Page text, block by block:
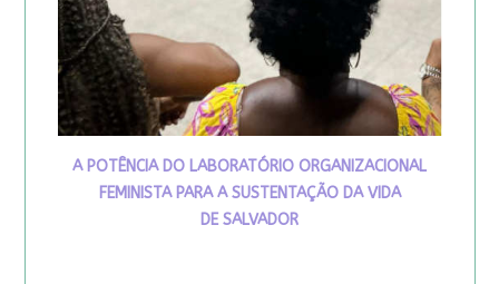
A POTÊNCIA DO LABORATÓRIO ORGANIZACIONAL
FEMINISTA PARA A SUSTENTAÇÃO DA VIDA
DE SALVADOR